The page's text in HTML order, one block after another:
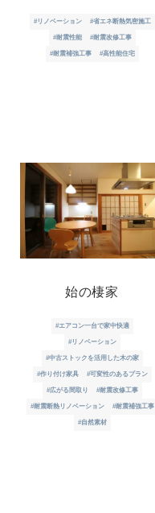
#リノベーション #省エネ断熱気密施工
#耐震性能 #耐震改修工事
#耐震補強工事 #高性能住宅
始の棲家
#エアコン一台で家中快適
#リノベーション
#中古ストックを活用した木の家
#作り付け家具 #可変性のあるプラン
#広がる間取り #耐震改修工事
#耐震断熱リノベーション #耐震補強工事
#自然素材